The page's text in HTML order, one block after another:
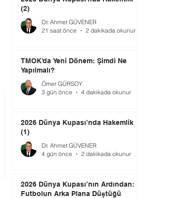
(2)
Dr. Ahmet GÜVENER
21 saat önce
2 dakikada okunur
TMOK’da Yeni Dönem: Şimdi Ne
Yapılmalı?
Ömer GÜRSOY
3 gün önce
4 dakikada okunur
2026 Dünya Kupası’nda Hakemlik
(1)
Dr. Ahmet GÜVENER
4 gün önce
2 dakikada okunur
2026 Dünya Kupası’nın Ardından:
Futbolun Arka Plana Düştüğü